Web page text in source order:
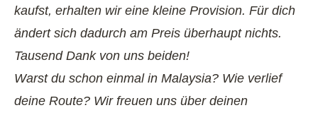
kaufst, erhalten wir eine kleine Provision. Für dich
ändert sich dadurch am Preis überhaupt nichts.
Tausend Dank von uns beiden!
Warst du schon einmal in Malaysia? Wie verlief
deine Route? Wir freuen uns über deinen